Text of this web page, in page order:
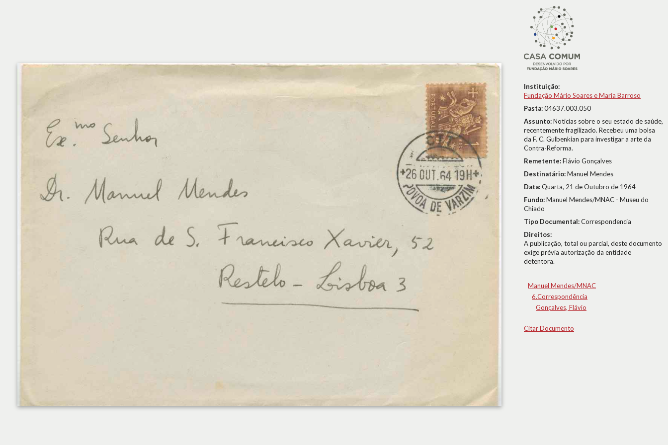
Instituição:
Fundação Mário Soares e Maria Barroso
Pasta:04637.003.050
Assunto:Noticias sobre o seu estado de saúde,
recentemente fragilizado. Recebeu uma bolsa
da F. C. Gulbenkian para investigar a arte da
Contra-Reforma.
Remetente:Flávio Gonçalves
Destinatário:Manuel Mendes
Data:Quarta, 21 de Outubro de 1964
Fundo:Manuel Mendes/MNAC - Museu do
Chiado
Tipo Documental:Correspondencia
Direitos:
A publicação, total ou parcial, deste documento
exige prévia autorização da entidade
detentora.
Manuel Mendes/MNAC
6.Correspondência
Gonçalves, Flávio
Citar Documento